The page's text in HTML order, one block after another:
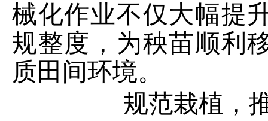
械化作业不仅大幅提
规整度，为秧苗顺利
质田间环境。
规范栽植，